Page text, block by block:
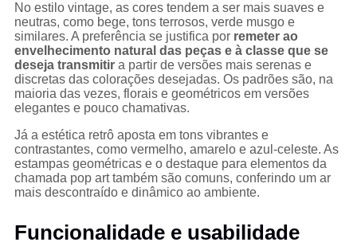
No estilo vintage, as cores tendem a ser mais suaves e
neutras, como bege, tons terrosos, verde musgo e
similares. A preferência se justifica por remeter ao
envelhecimento natural das peças e à classe que se
deseja transmitir a partir de versões mais serenas e
discretas das colorações desejadas. Os padrões são, na
maioria das vezes, florais e geométricos em versões
elegantes e pouco chamativas.
Já a estética retrô aposta em tons vibrantes e
contrastantes, como vermelho, amarelo e azul-celeste. As
estampas geométricas e o destaque para elementos da
chamada pop art também são comuns, conferindo um ar
mais descontraído e dinâmico ao ambiente.
Funcionalidade e usabilidade